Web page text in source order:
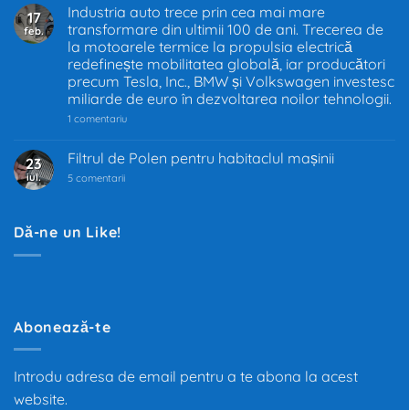
termice
în
UE
–
Decizia
care
schimbă
industria
auto
17
feb.
Industria auto trece prin cea mai mare
transformare din ultimii 100 de ani. Trecerea de
la motoarele termice la propulsia electrică
redefinește mobilitatea globală, iar producători
precum Tesla, Inc., BMW și Volkswagen investesc
miliarde de euro în dezvoltarea noilor tehnologii.
1 comentariula
trece
prin
redefinește
23
iul.
Filtrul de Polen pentru habitaclul mașinii
5 comentariila
Dă-ne un Like!
Abonează-te
Introdu adresa de email pentru a te abona la acest
website.